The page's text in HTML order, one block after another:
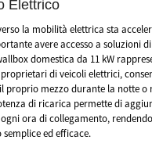
la mobilità elettrica sta
avere accesso a soluzioni
domestica da 11 kW
di veicoli elettrici,
proprio mezzo durante la notte o
di ricarica permette di
ora di collegamento,
ed efficace.